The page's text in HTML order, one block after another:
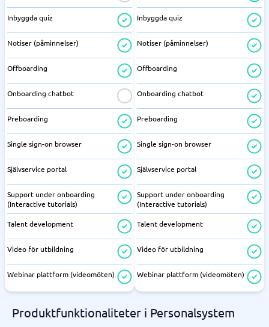
Inbyggda quiz
Notiser (påminnelser)
Offboarding
Onboarding chatbot
Preboarding
Single sign-on browser
Självservice portal
Support under onboarding
(Interactive tutorials)
Talent development
Video för utbildning
Webinar plattform (videomöten)
Inbyggda quiz
Notiser (påminnelser)
Offboarding
Onboarding chatbot
Preboarding
Single sign-on browser
Självservice portal
Support under onboarding
(Interactive tutorials)
Talent development
Video för utbildning
Webinar plattform (videomöten)
Produktfunktionaliteter i Personalsystem